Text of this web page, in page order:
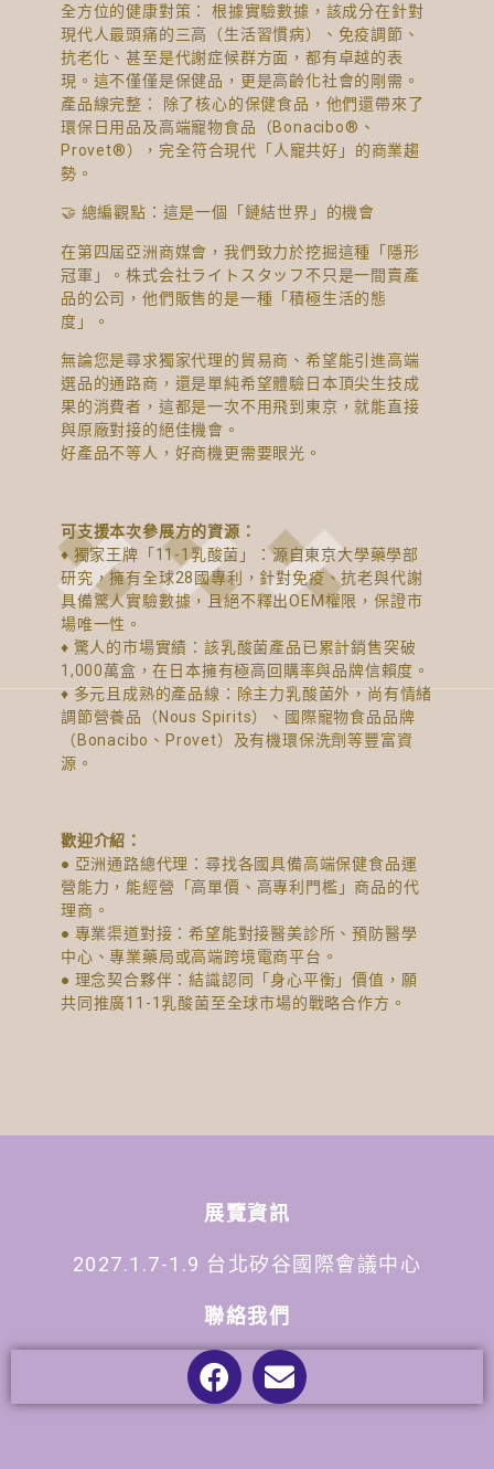
全方位的健康對策： 根據實驗數據，該成分在針對
現代人最頭痛的三高（生活習慣病）、免疫調節、
抗老化、甚至是代謝症候群方面，都有卓越的表
現。這不僅僅是保健品，更是高齡化社會的剛需。
產品線完整： 除了核心的保健食品，他們還帶來了
環保日用品及高端寵物食品（Bonacibo®、
Provet®），完全符合現代「人寵共好」的商業趨
勢。
🤝 總編觀點：這是一個「鏈結世界」的機會
在第四屆亞洲商媒會，我們致力於挖掘這種「隱形
冠軍」。株式会社ライトスタッフ不只是一間賣產
品的公司，他們販售的是一種「積極生活的態
度」。
無論您是尋求獨家代理的貿易商、希望能引進高端
選品的通路商，還是單純希望體驗日本頂尖生技成
果的消費者，這都是一次不用飛到東京，就能直接
與原廠對接的絕佳機會。
好產品不等人，好商機更需要眼光。
可支援本次參展方的資源：
♦ 獨家王牌「11-1乳酸菌」：源自東京大學藥學部
研究，擁有全球28國專利，針對免疫、抗老與代謝
具備驚人實驗數據，且絕不釋出OEM權限，保證市
場唯一性。
♦ 驚人的市場實績：該乳酸菌產品已累計銷售突破
1,000萬盒，在日本擁有極高回購率與品牌信賴度。
♦ 多元且成熟的產品線：除主力乳酸菌外，尚有情緒
調節營養品（Nous Spirits）、國際寵物食品品牌
（Bonacibo、Provet）及有機環保洗劑等豐富資
源。
歡迎介紹：
● 亞洲通路總代理：尋找各國具備高端保健食品運
營能力，能經營「高單價、高專利門檻」商品的代
理商。
● 專業渠道對接：希望能對接醫美診所、預防醫學
中心、專業藥局或高端跨境電商平台。
● 理念契合夥伴：結識認同「身心平衡」價值，願
共同推廣11-1乳酸菌至全球市場的戰略合作方。
展覽資訊
2027.1.7-1.9 台北矽谷國際會議中心
聯絡我們